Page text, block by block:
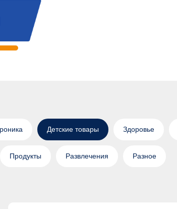
Детские товары Здоровье
Продукты Развлечения Разное